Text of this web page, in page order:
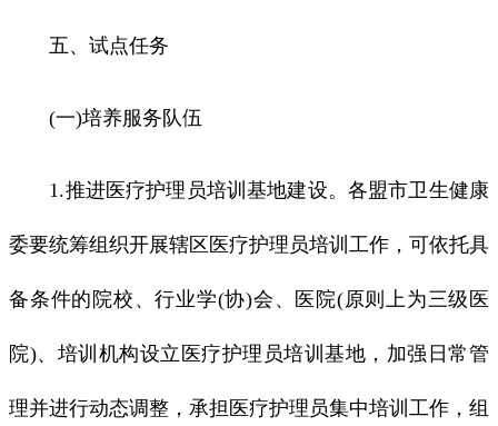
五、试点任务
(一)培养服务队伍
1.推进医疗护理员培训基地建设。各盟市卫生健康
委要统筹组织开展辖区医疗护理员培训工作，可依托具
备条件的院校、行业学(协)会、医院(原则上为三级医
院)、培训机构设立医疗护理员培训基地，加强日常管
理并进行动态调整，承担医疗护理员集中培训工作，组